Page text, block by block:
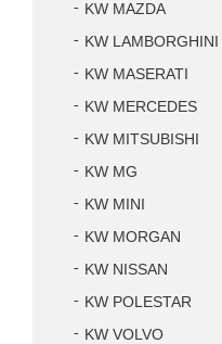
KW MAZDA
KW LAMBORGHINI
KW MASERATI
KW MERCEDES
KW MITSUBISHI
KW MG
KW MINI
KW MORGAN
KW NISSAN
KW POLESTAR
KW VOLVO